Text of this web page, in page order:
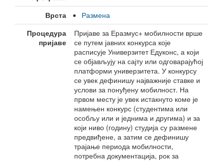
Врста
Размена
Процедура
пријаве
Пријаве за Еразмус+ мобилности врше
се путем јавних конкурса које
расписује Универзитет Едуконс, а који
се објављују на сајту или одговарајућој
платформи универзитета. У конкурсу
се увек дефинишу најважније ставке и
услови за понуђену мобилност. На
првом месту је увек истакнуто коме је
намењен конкурс (студентима или
особљу или и једнима и другима) и за
који ниво (годину) студија су размене
предвиђене, а затим се дефинишу
трајање периода мобилности,
потребна документација, рок за